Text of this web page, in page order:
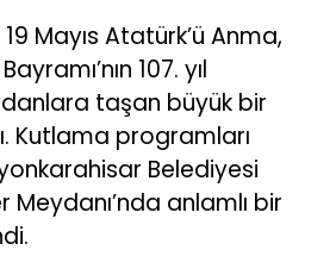
Mayıs Atatürk’ü Anma,
107. yıl
taşan büyük bir
Kutlama programları
Belediyesi
anlamlı bir